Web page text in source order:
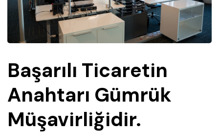
Başarılı Ticaretin
Anahtarı Gümrük
Müşavirliğidir.